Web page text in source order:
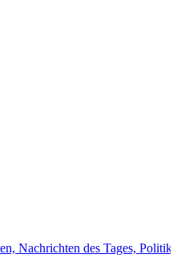
Nachrichten des Tages, Politik